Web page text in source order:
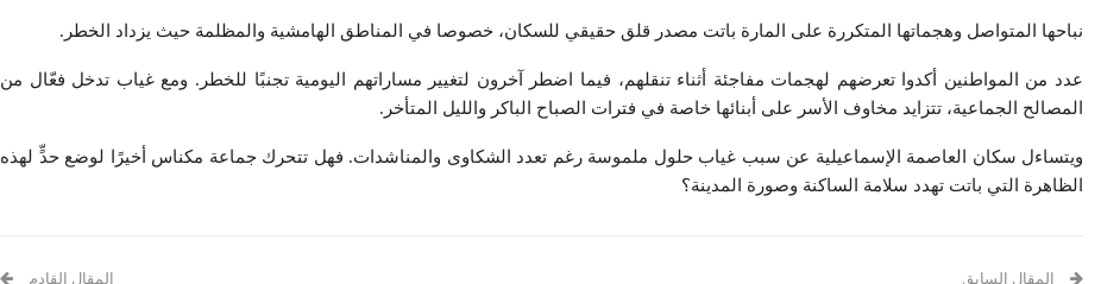
نباحها المتواصل وهجماتها المتكررة على المارة باتت مصدر قلق حقيقي للسكان، خصوصا في المناطق الهامشية والمظلمة حيث يزداد الخطر.
عدد من المواطنين أكدوا تعرضهم لهجمات مفاجئة أثناء تنقلهم، فيما اضطر آخرون لتغيير مساراتهم اليومية تجنبًا للخطر. ومع غياب تدخل فعّال من
المصالح الجماعية، تتزايد مخاوف الأسر على أبنائها خاصة في فترات الصباح الباكر والليل المتأخر.
ويتساءل سكان العاصمة الإسماعيلية عن سبب غياب حلول ملموسة رغم تعدد الشكاوى والمناشدات. فهل تتحرك جماعة مكناس أخيرًا لوضع حدٍّ لهذه
الظاهرة التي باتت تهدد سلامة الساكنة وصورة المدينة؟
المقال السابق المقال القادم